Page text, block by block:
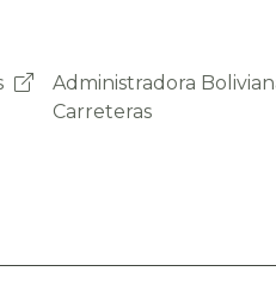
Sistema de Gestión de
Peajes